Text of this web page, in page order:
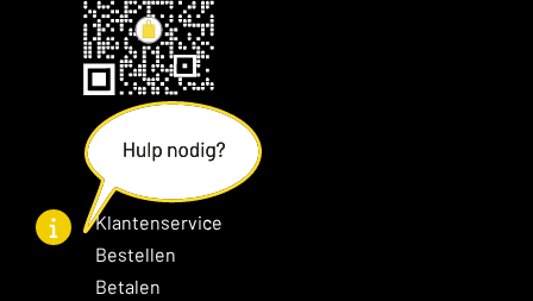
Klantenservice
Bestellen
Betalen